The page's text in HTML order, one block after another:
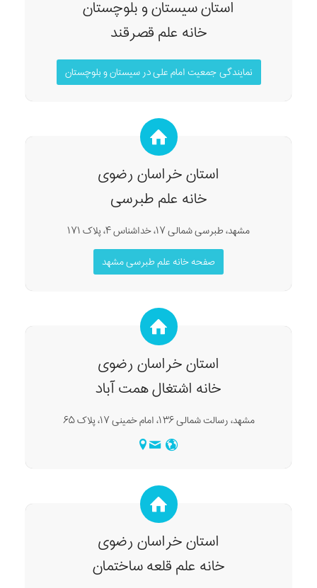
استان سیستان و بلوچستان
خانه علم قصرقند
نمایندگی جمعیت امام علی در سیستان و بلوچستان
استان خراسان رضوی
خانه علم طبرسی
مشهد، طبرسی شمالی ۱۷، خداشناس ۴، پلاک ۱۷۱
صفحه خانه علم طبرسی مشهد
استان خراسان رضوی
خانه اشتغال همت آباد
مشهد، رسالت شمالی ۱۳۶، امام خمینی ۱۷، پلاک ۶۵
استان خراسان رضوی
خانه علم قلعه ساختمان